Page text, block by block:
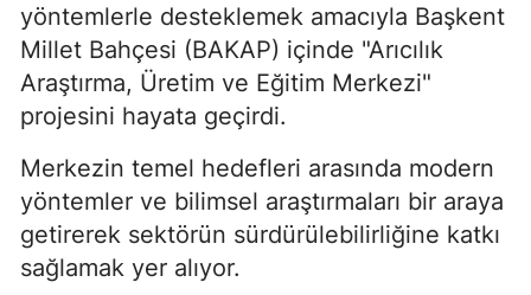
yöntemlerle desteklemek amacıyla Başkent
Millet Bahçesi (BAKAP) içinde "Arıcılık
Araştırma, Üretim ve Eğitim Merkezi"
projesini hayata geçirdi.
Merkezin temel hedefleri arasında modern
yöntemler ve bilimsel araştırmaları bir araya
getirerek sektörün sürdürülebilirliğine katkı
sağlamak yer alıyor.